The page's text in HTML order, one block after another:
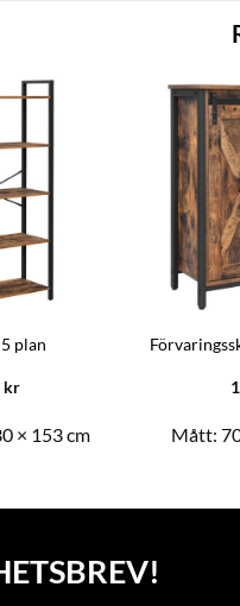
plan
kr
× 153 cm Mått: